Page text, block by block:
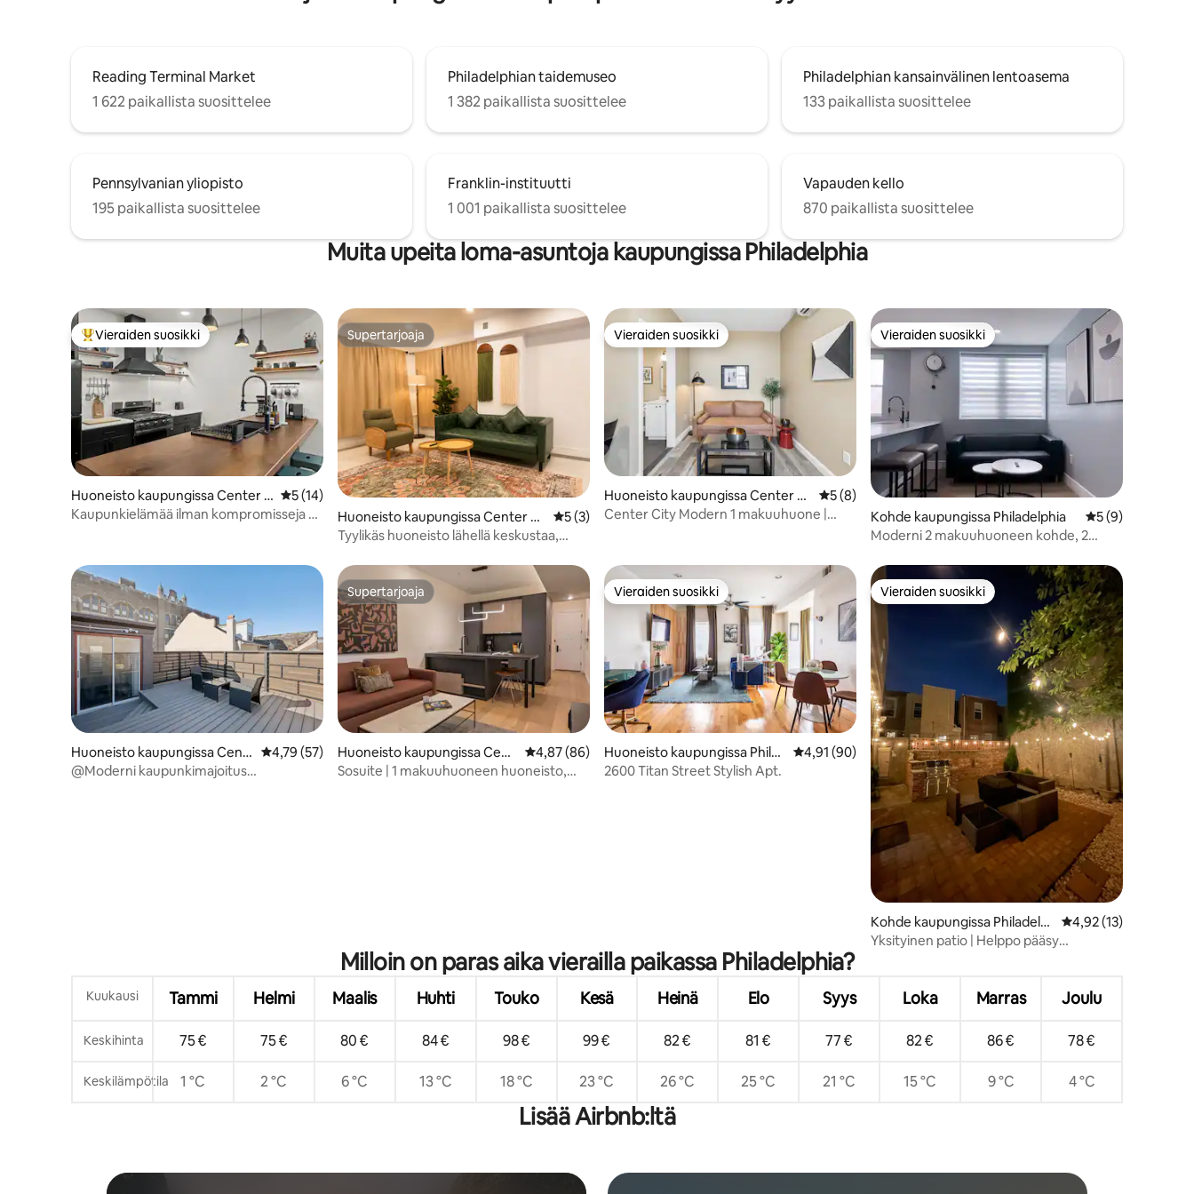
Reading Terminal Market
1 622 paikallista suosittelee
Philadelphian taidemuseo
1 382 paikallista suosittelee
Philadelphian kansainvälinen lentoasema
133 paikallista suosittelee
Pennsylvanian yliopisto
195 paikallista suosittelee
Franklin-instituutti
1 001 paikallista suosittelee
Vapauden kello
870 paikallista suosittelee
Muita upeita loma-asuntoja kaupungissa Philadelphia
Vieraiden suosikkien parhaimmistoa
Vieraiden suosikki
Huoneisto kaupungissa Center C
ity
Keskimääräinen arvio 5/5, 14 arvostelua
5 (14)
Kaupunkielämää ilman kompromisseja –
Supertarjoaja
Supertarjoaja
Huoneisto kaupungissa Center Ci
ty
Keskimääräinen arvio 5/5, 3 arvostelua
5 (3)
Tyylikäs huoneisto lähellä keskustaa,
Vieraiden suosikki
Vieraiden suosikki
Huoneisto kaupungissa Center Ci
ty
Keskimääräinen arvio 5/5, 8 arvostelua
5 (8)
Center City Modern 1 makuuhuone |
Vieraiden suosikki
Vieraiden suosikki
Kohde kaupungissa Philadelphia Keskimääräinen
5 (9)
Moderni 2 makuuhuoneen kohde, 2
stadionille/lentokentälle/kasinolle,
yksikkö B
Huoneisto kaupungissa Cent
er City
Keskimääräinen arvio 4,79/5, 57 arvostelua
4,79 (57)
@Moderni kaupunkimajoitus
Supertarjoaja
Supertarjoaja
Huoneisto kaupungissa Cent
er City
Keskimääräinen arvio 4,87/5, 86 arvostelua
4,87 (86)
Sosuite | 1 makuuhuoneen huoneisto,
Vieraiden suosikki
Vieraiden suosikki
Huoneisto kaupungissa Philad
elphia
Keskimääräinen arvio 4,91/5, 90 arvostelua
4,91 (90)
2600 Titan Street Stylish Apt.
Vieraiden suosikki
Vieraiden suosikki
Kohde kaupungissa Philadelp
hia
Keskimääräinen
4,92 (13)
Yksityinen patio | Helppo pääsy
Milloin on paras aika vierailla paikassa Philadelphia?
Kuukausi Tammi Helmi Maalis Huhti Touko Kesä Heinä Elo Syys Loka Marras Joulu
Keskihinta 75 € 75 € 80 € 84 € 98 € 99 € 82 € 81 € 77 € 82 € 86 € 78 €
Keskilämpötila 1 °C 2 °C 6 °C 13 °C 18 °C 23 °C 26 °C 25 °C 21 °C 15 °C 9 °C 4 °C
Lisää Airbnb:ltä